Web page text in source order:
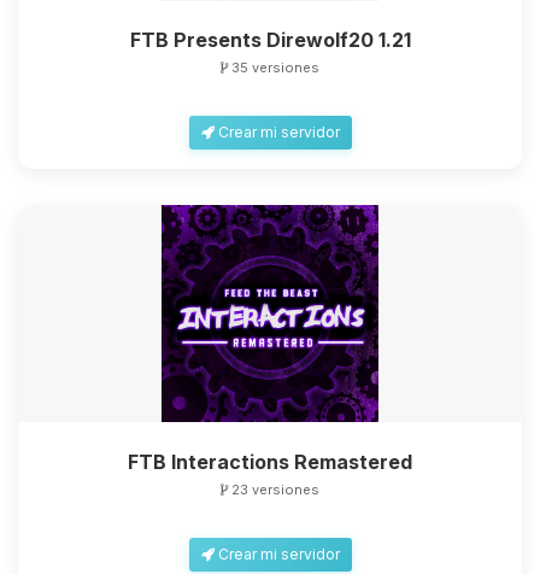
FTB Presents Direwolf20 1.21
35 versiones
Crear mi servidor
FTB Interactions Remastered
23 versiones
Crear mi servidor